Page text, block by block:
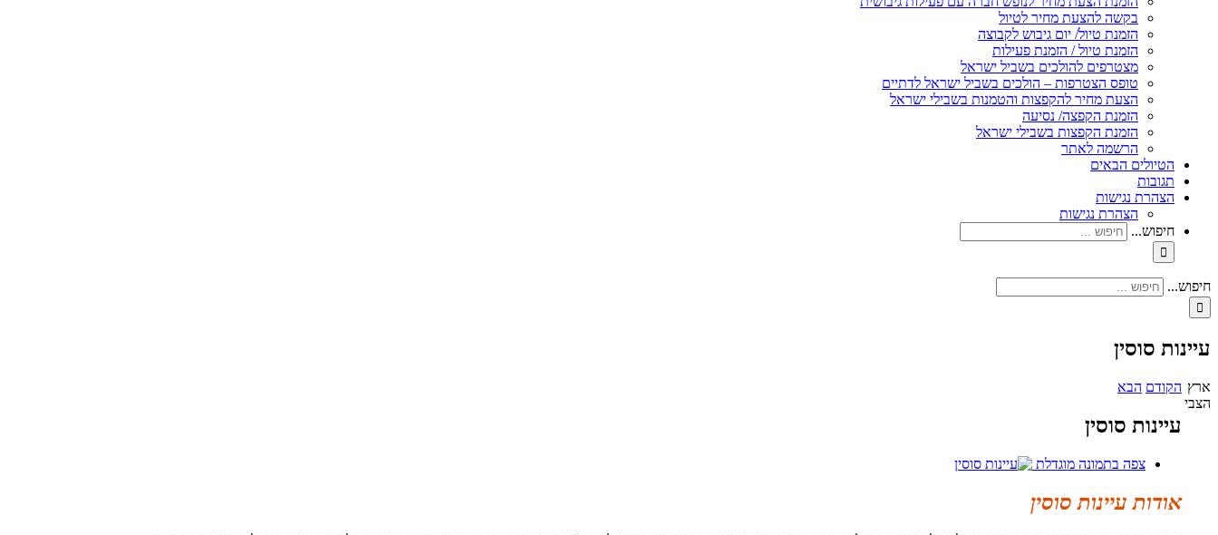
בקשה להצעת מחיר לטיול
הזמנת טיול/ יום גיבוש לקבוצה
הזמנת טיול / הזמנת פעילות
מצטרפים להולכים בשביל ישראל
טופס הצטרפות – הולכים בשביל ישראל לדתיים
הצעת מחיר להקפצות והטמנות בשבילי ישראל
הזמנת הקפצה/ נסיעה
הזמנת הקפצות בשבילי ישראל
הרשמה לאתר
הטיולים הבאים
תגובות
הצהרת נגישות
הצהרת נגישות
חיפוש...
חיפוש...
עיינות סוסין
הקודם הבא
עיינות סוסין
צפה בתמונה מוגדלת
אודות עיינות סוסין
ארץ
הצבי